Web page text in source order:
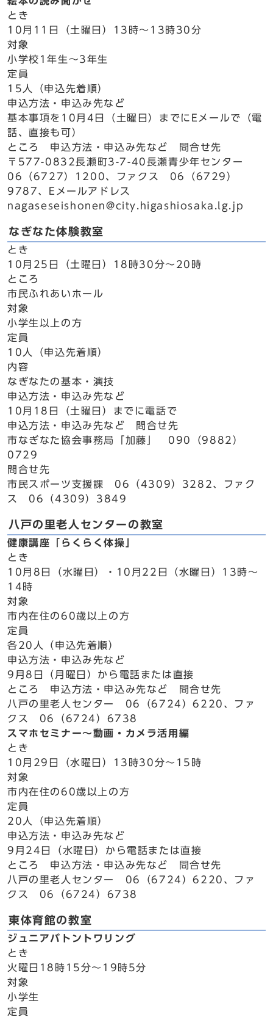
とき
10月11日（土曜日）13時～13時30分
対象
小学校1年生～3年生
定員
15人（申込先着順）
申込方法・申込み先など
基本事項を10月4日（土曜日）までにEメールで（電
話、直接も可）
ところ 申込方法・申込み先など 問合せ先
〒577-0832長瀬町3-7-40長瀬青少年センター
06（6727）1200、ファクス 06（6729）
9787、Eメールアドレス
nagaseseishonen@city.higashiosaka.lg.jp
なぎなた体験教室
とき
10月25日（土曜日）18時30分～20時
ところ
市民ふれあいホール
対象
小学生以上の方
定員
10人（申込先着順）
内容
なぎなたの基本・演技
申込方法・申込み先など
10月18日（土曜日）までに電話で
申込方法・申込み先など 問合せ先
市なぎなた協会事務局「加藤」 090（9882）
0729
問合せ先
市民スポーツ支援課 06（4309）3282、ファク
ス 06（4309）3849
八戸の里老人センターの教室
健康講座「らくらく体操」
とき
10月8日（水曜日）・10月22日（水曜日）13時～
14時
対象
市内在住の60歳以上の方
定員
各20人（申込先着順）
申込方法・申込み先など
9月8日（月曜日）から電話または直接
ところ 申込方法・申込み先など 問合せ先
八戸の里老人センター 06（6724）6220、ファ
クス 06（6724）6738
スマホセミナー～動画・カメラ活用編
とき
10月29日（水曜日）13時30分～15時
対象
市内在住の60歳以上の方
定員
20人（申込先着順）
申込方法・申込み先など
9月24日（水曜日）から電話または直接
ところ 申込方法・申込み先など 問合せ先
八戸の里老人センター 06（6724）6220、ファ
クス 06（6724）6738
東体育館の教室
ジュニアバトントワリング
とき
火曜日18時15分～19時5分
対象
小学生
定員